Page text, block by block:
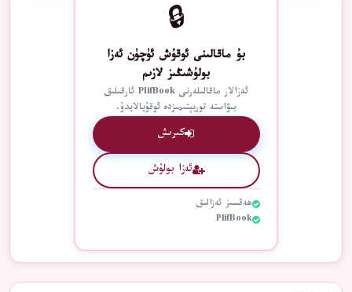
🔒
بۇ ماقالىنى ئوقۇش ئۈچۈن ئەزا
بولۇشىڭىز لازىم
ئەزالار ماقالىلەرنى PlifBook ئارقىلىق
بىۋاستە توربېتىمىزدە ئوقۇيالايدۇ.
كىرىش
ئەزا بولۇش
ھەقسىز ئەزالىق
PlifBook